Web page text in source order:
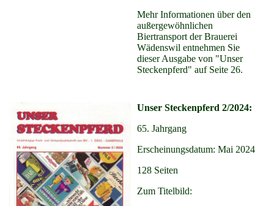
Mehr Informationen über den
außergewöhnlichen
Biertransport der Brauerei
Wädenswil entnehmen Sie
dieser Ausgabe von "Unser
Steckenpferd" auf Seite 26.
Unser Steckenpferd 2/2024:
65. Jahrgang
Erscheinungsdatum: Mai 2024
128 Seiten
Zum Titelbild: